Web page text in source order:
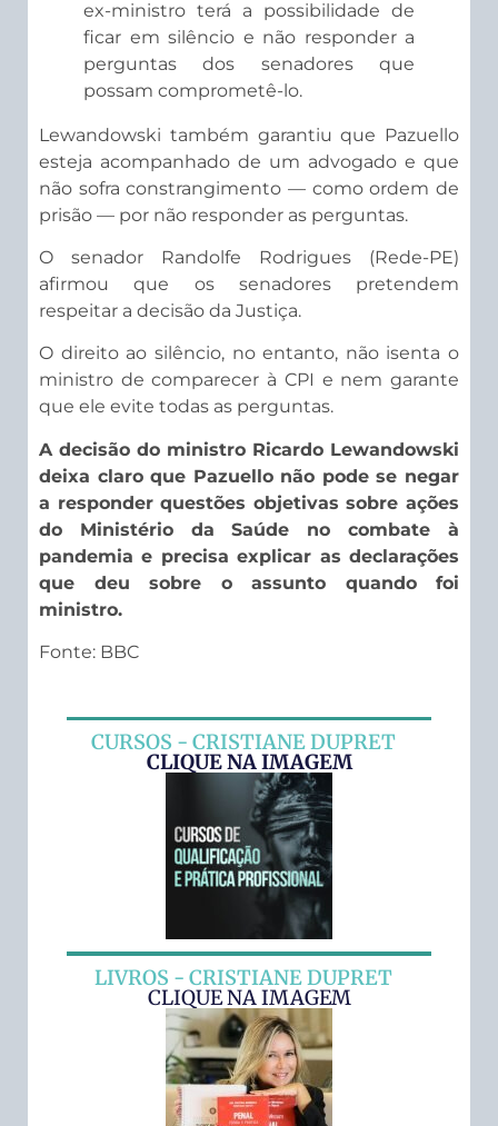
ex-ministro terá a possibilidade de
ficar em silêncio e não responder a
perguntas dos senadores que
possam comprometê-lo.
Lewandowski também garantiu que Pazuello
esteja acompanhado de um advogado e que
não sofra constrangimento — como ordem de
prisão — por não responder as perguntas.
O senador Randolfe Rodrigues (Rede-PE)
afirmou que os senadores pretendem
respeitar a decisão da Justiça.
O direito ao silêncio, no entanto, não isenta o
ministro de comparecer à CPI e nem garante
que ele evite todas as perguntas.
A decisão do ministro Ricardo Lewandowski
deixa claro que Pazuello não pode se negar
a responder questões objetivas sobre ações
do Ministério da Saúde no combate à
pandemia e precisa explicar as declarações
que deu sobre o assunto quando foi
ministro.
Fonte: BBC
CURSOS - CRISTIANE DUPRET
CLIQUE NA IMAGEM
LIVROS - CRISTIANE DUPRET
CLIQUE NA IMAGEM